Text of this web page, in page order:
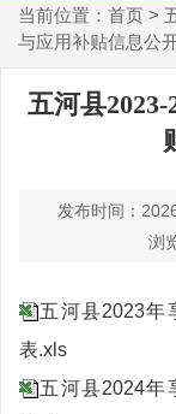
当前位置： 首页 >
与应用补贴信息公
五河县
发布时间：
浏
五河县2023年
表.xls
五河县2024年